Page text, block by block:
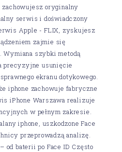
oryginalny
serwis i doświadczony
Apple - FLIX, zyskujesz
zajmie się
Wymiana szybki metodą
precyzyjne usunięcie
ekranu dotykowego.
iphone zachowuje fabryczne
iPhone Warszawa realizuje
w pełnym zakresie.
iphone, uszkodzone Face
przeprowadzą analizę.
od baterii po Face ID Często